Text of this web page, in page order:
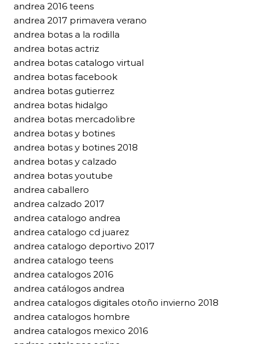
andrea 2016 teens
andrea 2017 primavera verano
andrea botas a la rodilla
andrea botas actriz
andrea botas catalogo virtual
andrea botas facebook
andrea botas gutierrez
andrea botas hidalgo
andrea botas mercadolibre
andrea botas y botines
andrea botas y botines 2018
andrea botas y calzado
andrea botas youtube
andrea caballero
andrea calzado 2017
andrea catalogo andrea
andrea catalogo cd juarez
andrea catalogo deportivo 2017
andrea catalogo teens
andrea catalogos 2016
andrea catálogos andrea
andrea catalogos digitales otoño invierno 2018
andrea catalogos hombre
andrea catalogos mexico 2016